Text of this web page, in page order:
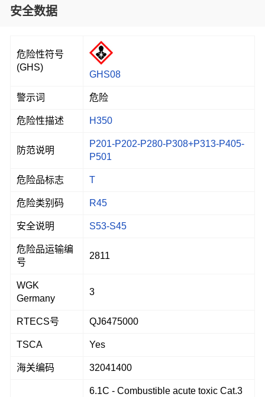
安全数据
危险性符号
(GHS)
GHS08
警示词 危险
危险性描述 H350
防范说明
P201-P202-P280-P308+P313-P405-
P501
危险品标志 T
危险类别码 R45
安全说明 S53-S45
危险品运输编
号
2811
WGK
Germany
3
RTECS号 QJ6475000
TSCA Yes
海关编码 32041400
6.1C - Combustible acute toxic Cat.3